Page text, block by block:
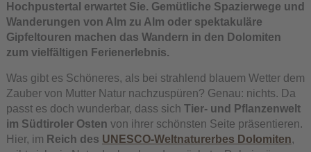
Hochpustertal erwartet Sie. Gemütliche Spazierwege und
Wanderungen von Alm zu Alm oder spektakuläre
Gipfeltouren machen das Wandern in den Dolomiten
zum vielfältigen Ferienerlebnis.
Was gibt es Schöneres, als bei strahlend blauem Wetter dem
Zauber von Mutter Natur nachzuspüren? Genau: nichts. Da
passt es doch wunderbar, dass sich Tier- und Pflanzenwelt
im Südtiroler Osten von ihrer schönsten Seite präsentieren.
Hier, im Reich des UNESCO-Weltnaturerbes Dolomiten,